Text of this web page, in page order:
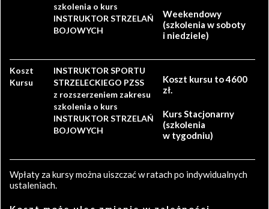
szkolenia o kurs
INSTRUKTOR STRZELAŃ
BOJOWYCH
Weekendowy
(szkolenia w soboty
i niedziele)
Koszt
Kursu
INSTRUKTOR SPORTU
STRZELECKIEGO PZSS
z rozszerzeniem zakresu
szkolenia o kurs
INSTRUKTOR STRZELAŃ
BOJOWYCH
Koszt kursu to 4600
zł.
Kurs Stacjonarny
(szkolenia
w tygodniu)
Wpłaty za kursy można uiszczać w ratach po indywidualnych
ustaleniach.